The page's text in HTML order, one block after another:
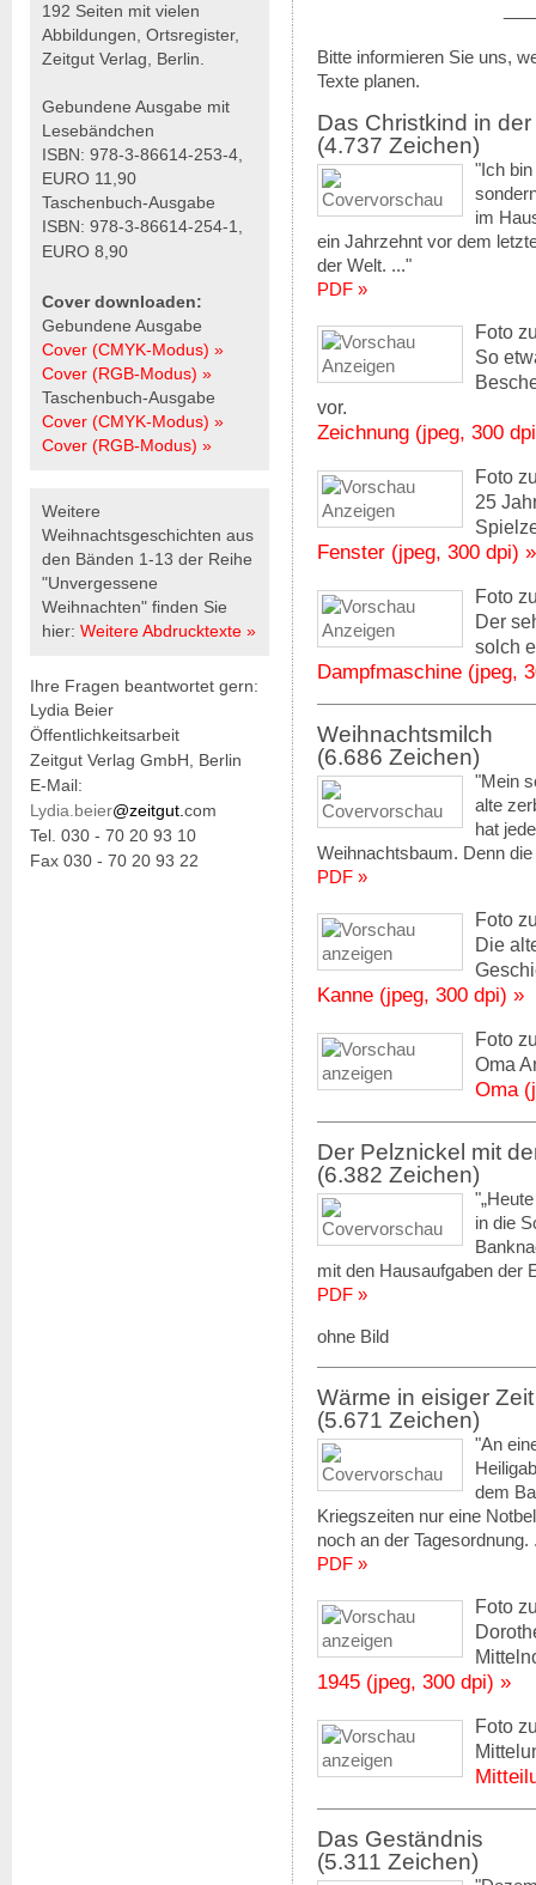
192 Seiten mit vielen
Abbildungen, Ortsregister,
Zeitgut Verlag, Berlin.
Gebundene Ausgabe mit
Lesebändchen
ISBN: 978-3-86614-253-4,
EURO 11,90
Taschenbuch-Ausgabe
ISBN: 978-3-86614-254-1,
EURO 8,90
Cover downloaden:
Gebundene Ausgabe
Cover (CMYK-Modus) »
Cover (RGB-Modus) »
Taschenbuch-Ausgabe
Cover (CMYK-Modus) »
Cover (RGB-Modus) »
Weitere
Weihnachtsgeschichten aus
den Bänden 1-13 der Reihe
"Unvergessene
Weihnachten" finden Sie
hier: Weitere Abdrucktexte »
Ihre Fragen beantwortet gern:
Lydia Beier
Öffentlichkeitsarbeit
Zeitgut Verlag GmbH, Berlin
E-Mail:
Lydia.beier@zeitgut. com
Tel. 030 - 70 20 93 10
Fax 030 - 70 20 93 22
Bitte informieren Sie uns,
Texte planen.
Das Christkind in
(4.737 Zeichen)
"Ich
im
ein Jahrzehnt vor dem
der Welt. ..."
PDF »
Foto
So
vor.
Zeichnung (jpeg, 300
Foto
25
Fenster (jpeg, 300 dpi) »
Foto
Der
solch
Dampfmaschine (jpeg,
Weihnachtsmilch
(6.686 Zeichen)
"Mein
alte
hat
Weihnachtsbaum. Denn
PDF »
Foto
Die
Kanne (jpeg, 300 dpi) »
Foto
Oma
Oma
Der Pelznickel mit
(6.382 Zeichen)
in die
mit den Hausaufgaben der
PDF »
ohne Bild
Wärme in eisiger Zeit
(5.671 Zeichen)
"An
dem
Kriegszeiten nur eine
noch an der Tagesordnung.
PDF »
Foto
1945 (jpeg, 300 dpi) »
Foto
Das Geständnis
(5.311 Zeichen)